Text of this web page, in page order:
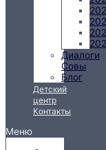
Диалоги
Совы
Блог
Детский
центр
Контакты
Меню